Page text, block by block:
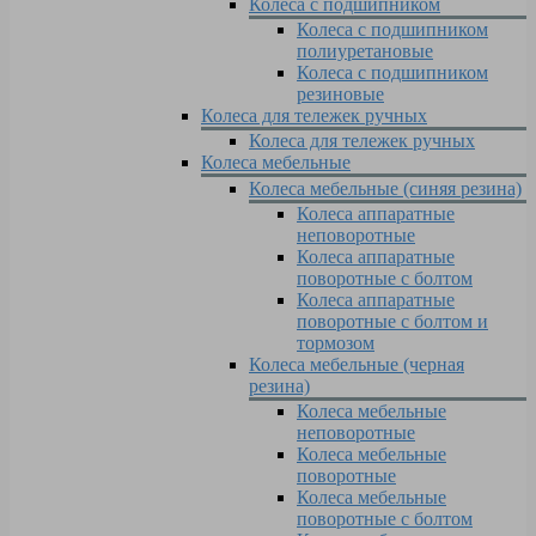
Колеса с подшипником
Колеса с подшипником
полиуретановые
Колеса с подшипником
резиновые
Колеса для тележек ручных
Колеса для тележек ручных
Колеса мебельные
Колеса мебельные (синяя резина)
Колеса аппаратные
неповоротные
Колеса аппаратные
поворотные с болтом
Колеса аппаратные
поворотные с болтом и
тормозом
Колеса мебельные (черная
резина)
Колеса мебельные
неповоротные
Колеса мебельные
поворотные
Колеса мебельные
поворотные с болтом